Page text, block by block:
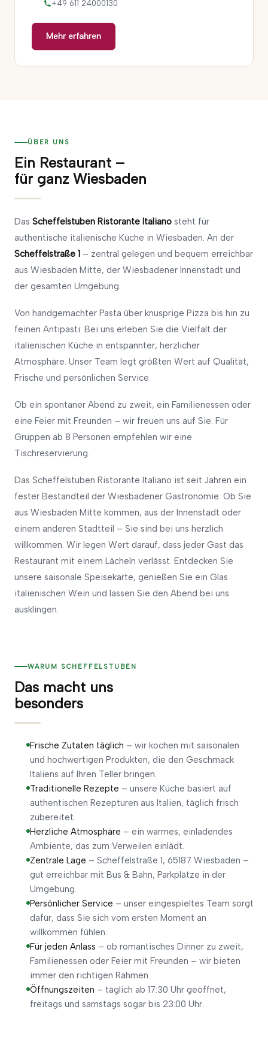
+49 611 24000130
Mehr erfahren
ÜBER UNS
Ein Restaurant –
für ganz Wiesbaden
Das Scheffelstuben Ristorante Italiano steht für
authentische italienische Küche in Wiesbaden. An der
Scheffelstraße 1 – zentral gelegen und bequem erreichbar
aus Wiesbaden Mitte, der Wiesbadener Innenstadt und
der gesamten Umgebung.
Von handgemachter Pasta über knusprige Pizza bis hin zu
feinen Antipasti: Bei uns erleben Sie die Vielfalt der
italienischen Küche in entspannter, herzlicher
Atmosphäre. Unser Team legt größten Wert auf Qualität,
Frische und persönlichen Service.
Ob ein spontaner Abend zu zweit, ein Familienessen oder
eine Feier mit Freunden – wir freuen uns auf Sie. Für
Gruppen ab 8 Personen empfehlen wir eine
Tischreservierung.
Das Scheffelstuben Ristorante Italiano ist seit Jahren ein
fester Bestandteil der Wiesbadener Gastronomie. Ob Sie
aus Wiesbaden Mitte kommen, aus der Innenstadt oder
einem anderen Stadtteil – Sie sind bei uns herzlich
willkommen. Wir legen Wert darauf, dass jeder Gast das
Restaurant mit einem Lächeln verlässt. Entdecken Sie
unsere saisonale Speisekarte, genießen Sie ein Glas
italienischen Wein und lassen Sie den Abend bei uns
ausklingen.
WARUM SCHEFFELSTUBEN
Das macht uns
besonders
Frische Zutaten täglich – wir kochen mit saisonalen
und hochwertigen Produkten, die den Geschmack
Italiens auf Ihren Teller bringen.
Traditionelle Rezepte – unsere Küche basiert auf
authentischen Rezepturen aus Italien, täglich frisch
zubereitet.
Herzliche Atmosphäre – ein warmes, einladendes
Ambiente, das zum Verweilen einlädt.
Zentrale Lage – Scheffelstraße 1, 65187 Wiesbaden –
gut erreichbar mit Bus & Bahn, Parkplätze in der
Umgebung.
Persönlicher Service – unser eingespieltes Team sorgt
dafür, dass Sie sich vom ersten Moment an
willkommen fühlen.
Für jeden Anlass – ob romantisches Dinner zu zweit,
Familienessen oder Feier mit Freunden – wir bieten
immer den richtigen Rahmen.
Öffnungszeiten – täglich ab 17:30 Uhr geöffnet,
freitags und samstags sogar bis 23:00 Uhr.